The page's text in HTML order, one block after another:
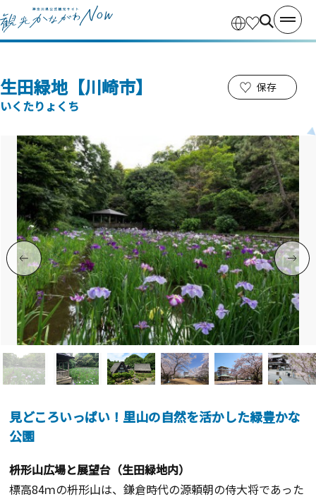
生田緑地【川崎市】
いくたりょくち
保存
見どころいっぱい！里山の自然を活かした緑豊かな
公園
枡形山広場と展望台（生田緑地内）
標高84ｍの枡形山は、鎌倉時代の源頼朝の侍大将であった